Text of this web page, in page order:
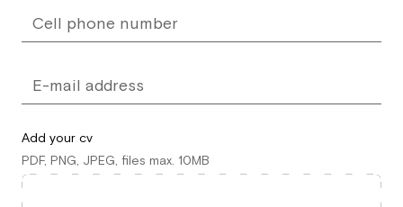
Add your cv
PDF, PNG, JPEG, files max. 10MB